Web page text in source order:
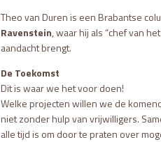
Theo van Duren is een Brabantse
Ravenstein, waar hij als “chef van
aandacht brengt.
De Toekomst
Dit is waar we het voor doen!
Welke projecten willen we de
niet zonder hulp van vrijwilligers.
alle tijd is om door te praten over